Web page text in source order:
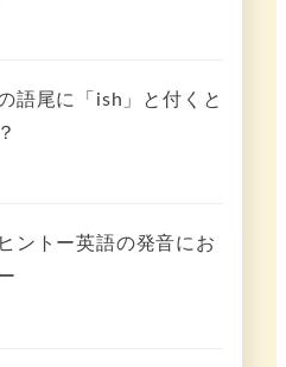
語尾に「ish」と付くと
ントー英語の発音にお